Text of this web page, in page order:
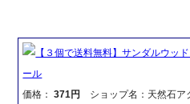
【３個で送料無料】サンダルウッ
ール
価格：371円 ショップ名：天然石ア